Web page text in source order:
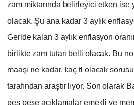
zam miktarında belirleyici etken ise
olacak. Şu ana kadar 3 aylık
Geride kalan 3 aylık enflasyon
birlikte zam tutarı belli olacak. Bu
maaşı ne kadar, kaç tl olacak
tarafından araştırılıyor. Son olarak
peş peşe açıklamalar emekli ve